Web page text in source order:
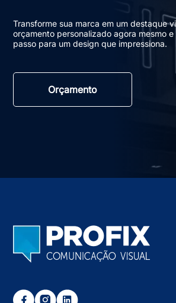
Transforme sua marca em um destaque
orçamento personalizado agora mesmo
passo para um design que impressiona.
Orçamento